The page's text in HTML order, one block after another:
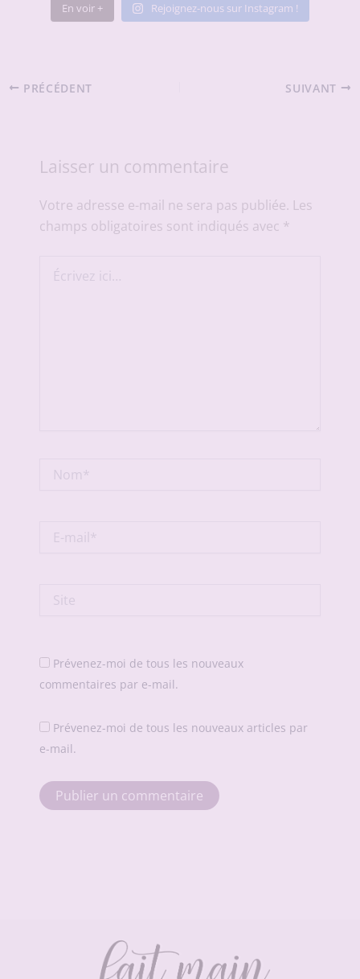
En voir + Rejoignez-nous sur Instagram !
PRÉCÉDENT SUIVANT
Laisser un commentaire
Votre adresse e-mail ne sera pas publiée. Les
champs obligatoires sont indiqués avec *
ici…
mail*
Prévenez-moi de tous les nouveaux
commentaires par e-mail.
Prévenez-moi de tous les nouveaux articles par
e-mail.